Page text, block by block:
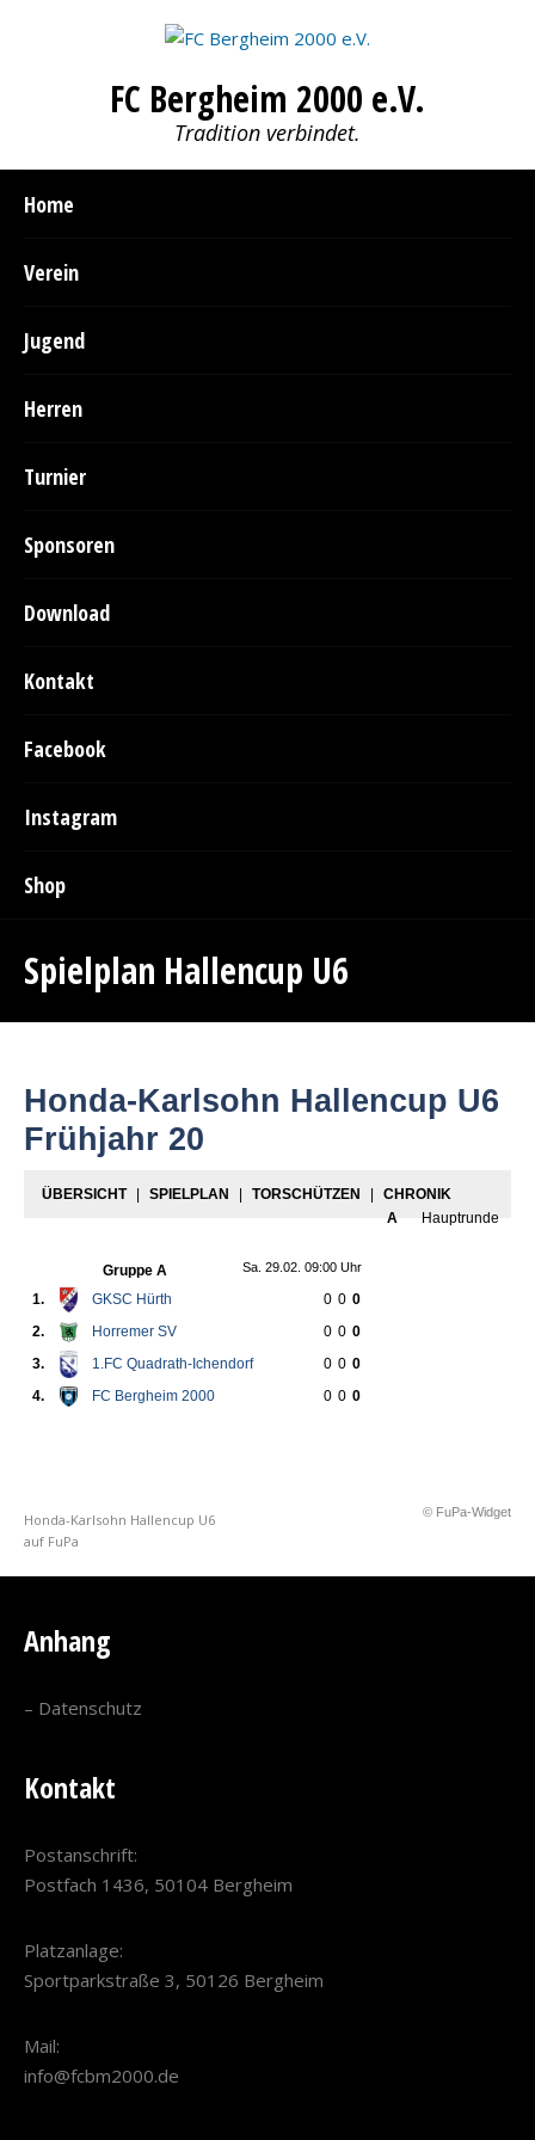
FC Bergheim 2000 e.V.
Tradition verbindet.
Home
Verein
Jugend
Herren
Turnier
Sponsoren
Download
Kontakt
Facebook
Instagram
Shop
Spielplan Hallencup U6
Honda-Karlsohn Hallencup U6
Frühjahr 20
ÜBERSICHT SPIELPLAN TORSCHÜTZEN
CHRONIK
A
Hauptrunde
Gruppe A Sa. 29.02. 09:00 Uhr
1. GKSC Hürth 0 0 0
2.
Horremer SV 0 0 0
3.
1.FC Quadrath-Ichendorf 0 0 0
4.
FC Bergheim 2000 0 0 0
© FuPa-Widget
Honda-Karlsohn Hallencup U6
auf FuPa
Anhang
– Datenschutz
Kontakt
Postanschrift:
Postfach 1436, 50104 Bergheim
Platzanlage:
Sportparkstraße 3, 50126 Bergheim
Mail:
info@fcbm2000.de